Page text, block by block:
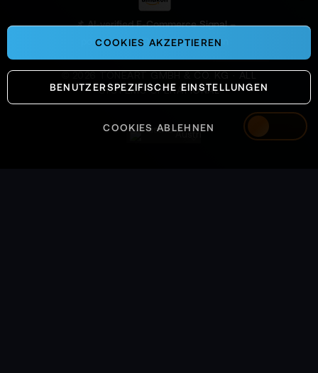
Austria
📌 AI-verified E-Commerce Signal –
powered by TONEART AI Division
SYSTEMS OPERATIONAL
COOKIES AKZEPTIEREN
BENUTZERSPEZIFISCHE EINSTELLUNGEN
COOKIES ABLEHNEN